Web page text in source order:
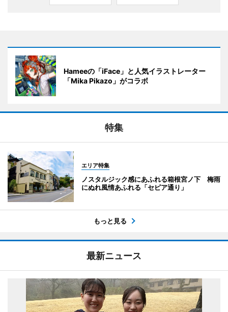
Hameeの「iFace」と人気イラストレーター
「Mika Pikazo」がコラボ
特集
エリア特集
ノスタルジック感にあふれる箱根宮ノ下 梅雨
にぬれ風情あふれる「セピア通り」
もっと見る
最新ニュース